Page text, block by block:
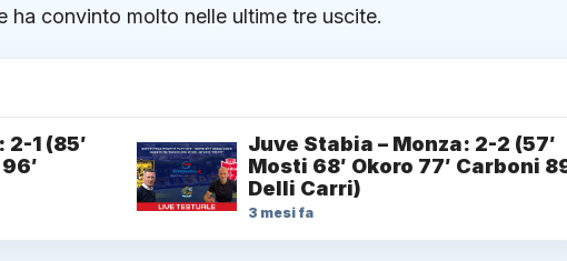
convinto molto nelle ultime tre uscite.
1 (85′
Juve Stabia – Monza: 2-2 (57′
Mosti 68′ Okoro 77′ Carboni
Delli Carri)
3 mesi fa